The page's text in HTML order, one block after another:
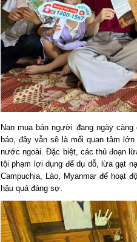
Nạn mua bán người đang ngày
báo, đây vẫn sẽ là mối quan tâm
nước ngoài. Đặc biệt, các thủ đoạn
tội phạm lợi dụng để dụ dỗ, lừa gạt
Campuchia, Lào, Myanmar để hoạt
hậu quả đáng sợ.